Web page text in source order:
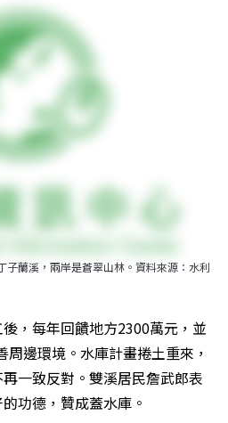
子蘭溪，兩岸是蒼翠山林。資料來源：水利
，每年回饋地方2300萬元，並
邊環境。水庫計畫捲土重來，
一致反對。雙溪居民詹武郎表
功德，贊成蓋水庫。